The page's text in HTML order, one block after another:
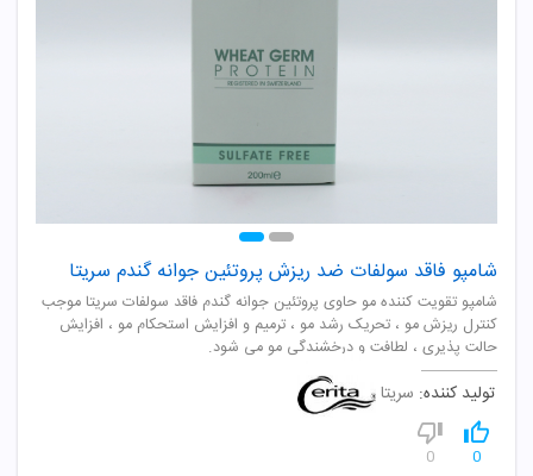
شامپو فاقد سولفات ضد ریزش پروتئین جوانه گندم سریتا
شامپو تقویت کننده مو حاوی پروتئین جوانه گندم فاقد سولفات سریتا موجب
کنترل ریزش مو ، تحریک رشد مو ، ترمیم و افزایش استحکام مو ، افزایش
حالت پذیری ، لطافت و درخشندگی مو می شود.
تولید کننده: سریتا
0
0